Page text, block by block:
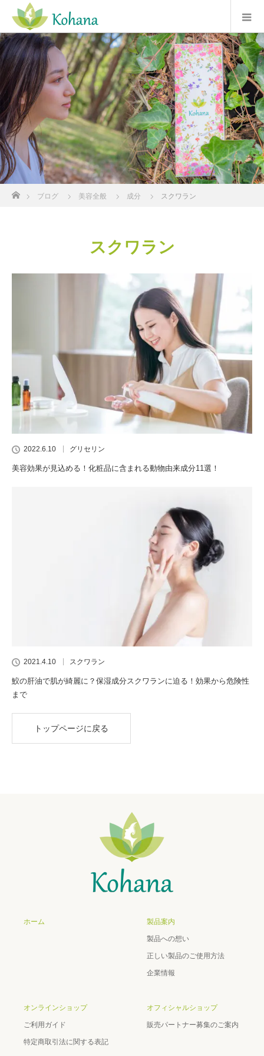
ブログ 美容全般 成分 スクワラン
スクワラン
2022.6.10 グリセリン
美容効果が見込める！化粧品に含まれる動物由来成分11選！
2021.4.10 スクワラン
鮫の肝油で肌が綺麗に？保湿成分スクワランに迫る！効果から危険性
まで
トップページに戻る
ホーム 製品案内
製品への想い
正しい製品のご使用方法
企業情報
オンラインショップ
ご利用ガイド
特定商取引法に関する表記
オフィシャルショップ
販売パートナー募集のご案内